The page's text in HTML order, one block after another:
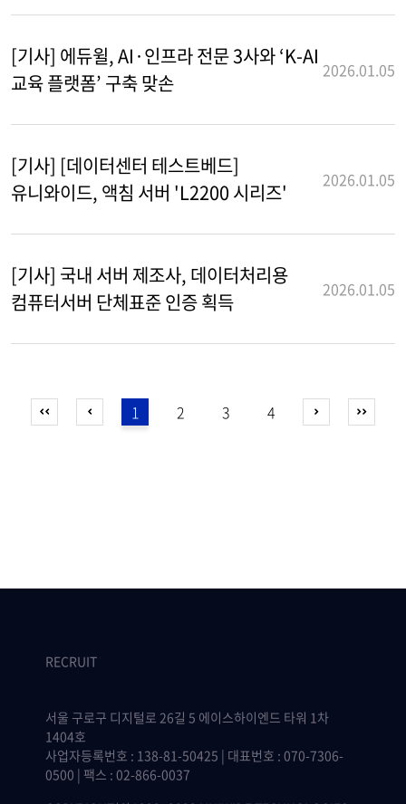
[기사] 에듀윌, AI·인프라 전문 3사와 ‘K-AI
교육 플랫폼’ 구축 맞손
2026.01.05
[기사] [데이터센터 테스트베드]
유니와이드, 액침 서버 'L2200 시리즈'
2026.01.05
[기사] 국내 서버 제조사, 데이터처리용
컴퓨터서버 단체표준 인증 획득
2026.01.05
1 2 3 4
RECRUIT
서울 구로구 디지털로 26길 5 에이스하이엔드 타워 1차
1404호
사업자등록번호 : 138-81-50425 | 대표번호 : 070-7306-
0500 | 팩스 : 02-866-0037